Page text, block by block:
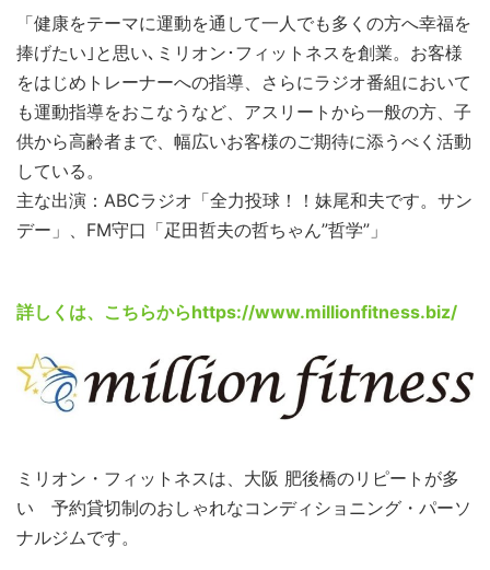
「健康をテーマに運動を通して一人でも多くの方へ幸福を
捧げたい｣と思い､ミリオン･フィットネスを創業。お客様
をはじめトレーナーへの指導、さらにラジオ番組において
も運動指導をおこなうなど、アスリートから一般の方、子
供から高齢者まで、幅広いお客様のご期待に添うべく活動
している。
主な出演：ABCラジオ「全力投球！！妹尾和夫です。サン
デー」、FM守口「疋田哲夫の哲ちゃん”哲学”」
詳しくは、こちらからhttps://www.millionfitness.biz/
ミリオン・フィットネスは、大阪 肥後橋のリピートが多
い 予約貸切制のおしゃれなコンディショニング・パーソ
ナルジムです。